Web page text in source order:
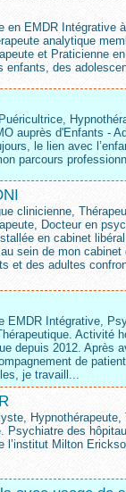
en EMDR Intégrative
analytique
et Praticienne
enfants, des
auprès d'Enfants -
le lien avec
parcours
clinicienne,
Docteur en
en cabinet
au sein de mon
et des adultes
EMDR Intégrative,
Activité
depuis 2012. Après
de
je travaill...
Hypnothérapeute,
Psychiatre des
l’institut Milton